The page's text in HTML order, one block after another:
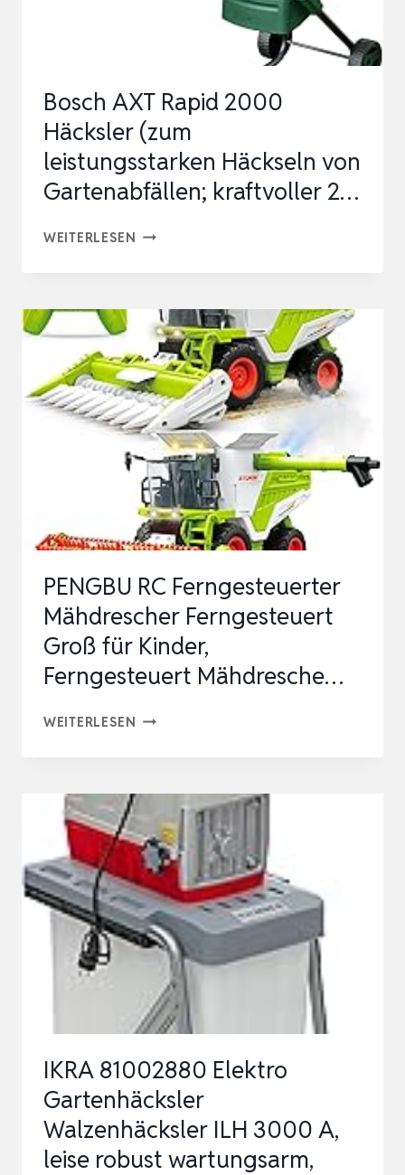
Bosch AXT Rapid 2000
Häcksler (zum
leistungsstarken Häckseln von
Gartenabfällen; kraftvoller 2…
WEITERLESEN BOSCH
2000
HÄCKSLER
(ZUM
LEISTUNGSSTARKEN
HÄCKSELN
VON
GARTENABFÄLLEN;
KRAFTVOLLER
2…
PENGBU RC Ferngesteuerter
Mähdrescher Ferngesteuert
Groß für Kinder,
Ferngesteuert Mähdresche…
WEITERLESEN PENGBU
MÄHDRESCHER
FERNGESTEUERT
GROSS F
ÜR K
INDER, F
ERNGESTEUERT M
ÄHDRESCHE…
IKRA 81002880 Elektro
Gartenhäcksler
Walzenhäcksler ILH 3000 A,
leise robust wartungsarm,